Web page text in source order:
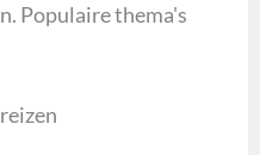
Populaire thema's